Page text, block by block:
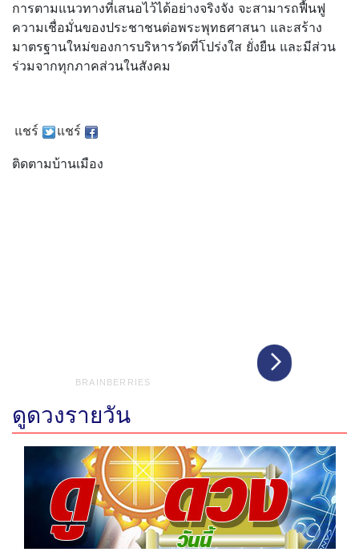
การตามแนวทางที่เสนอไว้ได้อย่างจริงจัง จะสามารถฟื้นฟู
ความเชื่อมั่นของประชาชนต่อพระพุทธศาสนา และสร้าง
มาตรฐานใหม่ของการบริหารวัดที่โปร่งใส ยั่งยืน และมีส่วน
ร่วมจากทุกภาคส่วนในสังคม
แชร์ แชร์
ติดตามบ้านเมือง
ดูดวงรายวัน